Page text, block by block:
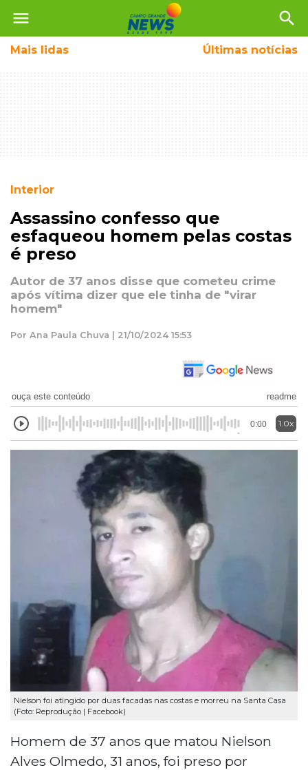
menu search
Mais lidas Últimas notícias
Interior
Assassino confesso que
esfaqueou homem pelas costas
é preso
Autor de 37 anos disse que cometeu crime
após vítima dizer que ele tinha de "virar
homem"
Por Ana Paula Chuva | 21/10/2024 15:53
ouça este conteúdo readme
0:00 1.0x
Nielson foi atingido por duas facadas nas costas e morreu na Santa Casa
(Foto: Reprodução | Facebook)
Homem de 37 anos que matou Nielson
Alves Olmedo, 31 anos, foi preso por